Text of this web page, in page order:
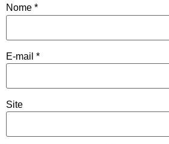
Nome *
E-mail *
Site